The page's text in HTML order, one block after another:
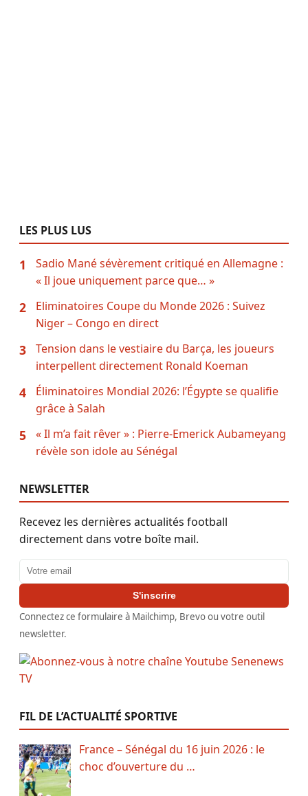
LES PLUS LUS
1
Sadio Mané sévèrement critiqué en Allemagne :
« Il joue uniquement parce que… »
2
Eliminatoires Coupe du Monde 2026 : Suivez
Niger – Congo en direct
3
Tension dans le vestiaire du Barça, les joueurs
interpellent directement Ronald Koeman
4
Éliminatoires Mondial 2026: l’Égypte se qualifie
grâce à Salah
5
« Il m’a fait rêver » : Pierre-Emerick Aubameyang
révèle son idole au Sénégal
NEWSLETTER
Recevez les dernières actualités football
directement dans votre boîte mail.
Adresse email
S'inscrire
Connectez ce formulaire à Mailchimp, Brevo ou votre outil
newsletter.
FIL DE L’ACTUALITÉ SPORTIVE
France – Sénégal du 16 juin 2026 : le
choc d’ouverture du …